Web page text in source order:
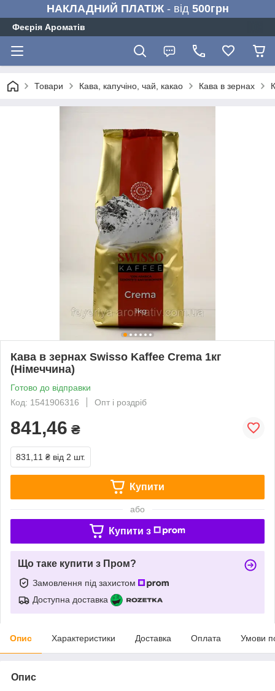
НАКЛАДНИЙ ПЛАТІЖ- від 500грн
Феєрія Ароматів
Товари Кава, капучіно, чай, какао Кава в зернах
Кава в зернах Swisso Kaffee Crema 1кг
(Німеччина)
Готово до відправки
Код: 1541906316
Опт і роздріб
841,46 ₴
831,11 ₴ від 2 шт.
Купити
або
Купити з
Що таке купити з Пром?
Замовлення під захистом
Доступна доставка
Опис Характеристики Доставка Оплата Умови
Опис